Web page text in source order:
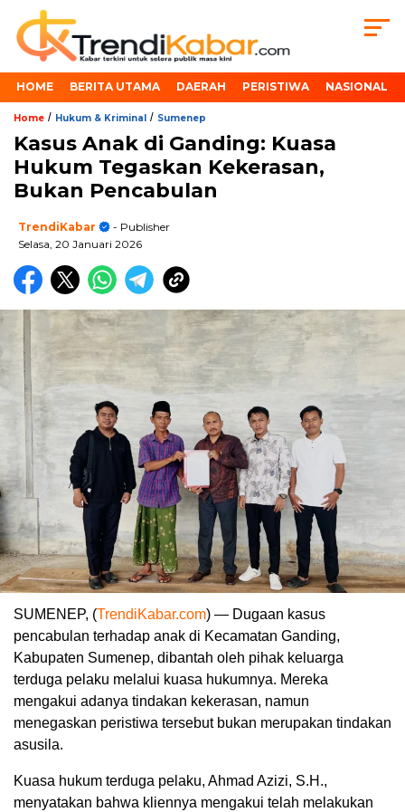
HOME BERITA UTAMA DAERAH PERISTIWA NASIONAL
Home / Hukum & Kriminal / Sumenep
Kasus Anak di Ganding: Kuasa
Hukum Tegaskan Kekerasan,
Bukan Pencabulan
TrendiKabar
- Publisher
Selasa, 20 Januari 2026
SUMENEP, (TrendiKabar.com) — Dugaan kasus
pencabulan terhadap anak di Kecamatan Ganding,
Kabupaten Sumenep, dibantah oleh pihak keluarga
terduga pelaku melalui kuasa hukumnya. Mereka
mengakui adanya tindakan kekerasan, namun
menegaskan peristiwa tersebut bukan merupakan tindakan
asusila.
Kuasa hukum terduga pelaku, Ahmad Azizi, S.H.,
menyatakan bahwa kliennya mengakui telah melakukan